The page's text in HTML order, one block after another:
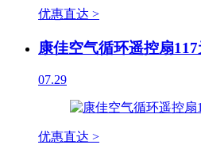
优惠直达 >
康佳空气循环遥控扇
07.29
优惠直达 >